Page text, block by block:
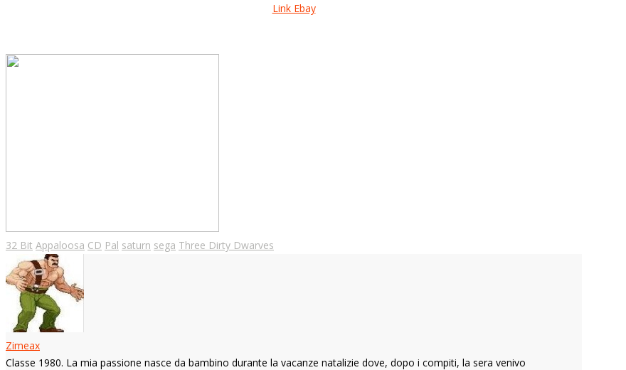
Link Ebay
32 Bit Appaloosa CD Pal saturn sega Three Dirty Dwarves
Zimeax
Classe 1980. La mia passione nasce da bambino durante la vacanze natalizie dove, dopo i compiti, la sera venivo